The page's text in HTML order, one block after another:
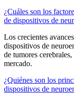
¿Cuáles son los
de dispositivos de
Los crecientes
dispositivos de
de tumores
mercado.
¿Quiénes son los
dispositivos de